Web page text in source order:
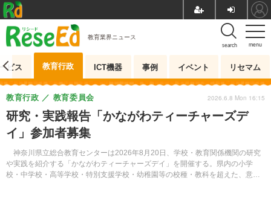
menu
search
教育業界ニュース
ビス 教育行政 ICT機器 事例 イベント リセマム
研究・実践報告「かながわティーチャーズデ
イ」参加者募集
神奈川県立総合教育センターは2026年8月20日、学校・教育関係機関の研究
や実践を紹介する「かながわティーチャーズデイ」を開催する。県内の小学
校・中学校・高等学校・特別支援学校・幼稚園等の校種・教科を超えた、意見
教育行政 教育委員会 2026.6.8 Mon 16:15